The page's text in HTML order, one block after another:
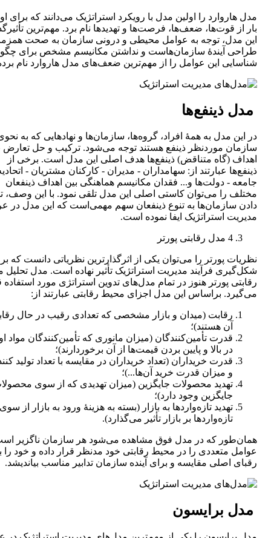
مدل هاروارد را اولین مدل با رویکرد استراتژیک ‌می‌دانند که برای
بار از قوت‌‌ها، ضعف‌‌ها، فرصت‌‌ها و تهدید‌‌ها نام برد. مهم‌ترین
این مدل، توجه به عوامل محیطی و درونی سازمان به صحت
طراحی‌ آیندۀ سازمان‌هاست و نداشتن مکانیسم مشخص برای
شناسایی ‌این عوامل را از مهم‌ترین ضعف‌های مدل هاروارد نام
مدل ذینفع‌ها
در این مدل به همۀ افراد، گروه‌‌ها، سازمان‌ها و نهادهایی که به
سازمان موردنظر ذینفع هستند توجه می‌شود. ترکیب و حل تعارض
اهداف (گاه متناقض)‌ ذینفع‌ها هدف اصلی این مدل است. برخی از
ذینفع‌ها عبارتند از: سهامداران - مدیران - کارکنان مشتریان -
جامعه - دولت‌ها و... فقدان مکانیسم هماهنگی بین اهداف ذینفعان
مختلف را ‌می‌توان کاستی اصلی این مدل تلقی نمود. با این وصف،
دادن سازمان‌ها به تنوع ذینفعان سهم ‌‌‌مهمی‌است که این مدل در
مدیریت استراتژیک‌ ایفا نموده است.
4 مدل رقابتی پورتر
نظریات پورتر را ‌می‌توان یکی از اثرگذارترین نظریاتی دانست که بر
شکل‌گیری فرآیند مدیریت استراتژیک تأثیر نهاده است. مدل
رقابتی پورتر هنوز در تمام مدل‌های تدوین استراتژی مورد استفاده
‌می‌گیرد. براساس‌ این مدل اجزای محیط رقابتی عبارتند از:
رقابت (میدان و بازار مشخصی که تعدادی رقیب در حال
آن هستند)؛
قدرت تأمین‌کنندگان (میزان مانوری که تأمین‌کنندگان مواد
در بالا و پایین بردن قیمت‌‌ها از آن برخوردارند)؛
قدرت خریداران (تعداد خریداران در مقایسه با تعداد تولید
و میزان قدرت خرید آن‌ها...)؛
تهدید محصولات جایگزین (میزان تهدیدی که از سوی
جایگزین وجود دارد)؛
تهدید تازه‌واردها به بازار (بسته به هزینۀ ورود به بازار از سوی
تازه‌واردها بر بازار تأثیر می‌گذارد).
همان‌طور که در مدل فوق مشاهده ‌می‌شود هر سازمان ناگزیر
عوامل متعددی را در محیط رقابتی خود مدنظر قرار داده و خود را
رقبای اصلی مقایسه و برای آینده سازمان تدابیر مناسب بیاندیشد.
مدل برایسون